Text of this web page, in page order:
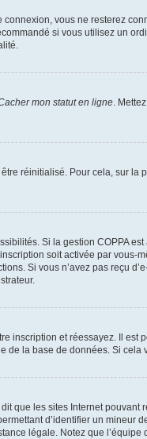
connexion, vous ne resterez
si vous utilisez un
mon statut en ligne .
réinitialisé. Pour cela, sur la
Si la gestion COPPA
soit activée par vous-
Si vous n’avez pas reçu
inscription et réessayez. Il
la base de données. Si
que les sites Internet
d’identifier un mineur
légale. Notez que